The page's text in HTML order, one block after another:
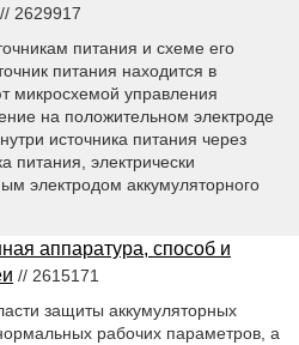
// 2629917
питания и схеме его
питания находится в
микросхемой управления
на положительном электроде
источника питания через
питания, электрически
электродом аккумуляторного
аппаратура, способ и
// 2615171
защиты аккумуляторных
рабочих параметров, а